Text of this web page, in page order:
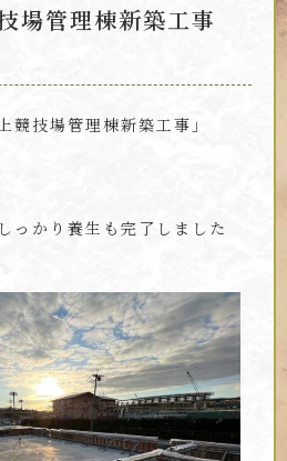
場管理棟新築工事
競技場管理棟新築工事」
っかり養生も完了しました